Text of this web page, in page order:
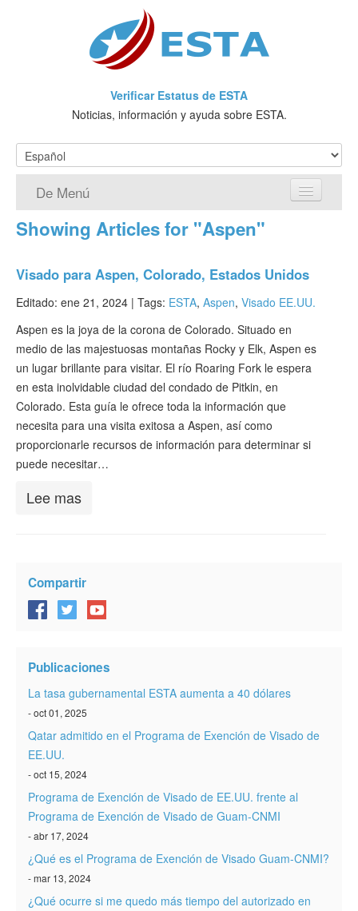
Verificar Estatus de ESTA
Noticias, información y ayuda sobre ESTA.
De Menú
Página de inicio
¿Qué es ESTA?
VWP
Verificar ESTA
ESTA Información
Contacto
Showing Articles for "Aspen"
Visado para Aspen, Colorado, Estados Unidos
Editado: ene 21, 2024 | Tags: ESTA, Aspen, Visado EE.UU.
Aspen es la joya de la corona de Colorado. Situado en
medio de las majestuosas montañas Rocky y Elk, Aspen es
un lugar brillante para visitar. El río Roaring Fork le espera
en esta inolvidable ciudad del condado de Pitkin, en
Colorado. Esta guía le ofrece toda la información que
necesita para una visita exitosa a Aspen, así como
proporcionarle recursos de información para determinar si
puede necesitar…
Lee mas
Compartir
Publicaciones
La tasa gubernamental ESTA aumenta a 40 dólares
- oct 01, 2025
Qatar admitido en el Programa de Exención de Visado de
EE.UU.
- oct 15, 2024
Programa de Exención de Visado de EE.UU. frente al
Programa de Exención de Visado de Guam-CNMI
- abr 17, 2024
¿Qué es el Programa de Exención de Visado Guam-CNMI?
- mar 13, 2024
¿Qué ocurre si me quedo más tiempo del autorizado en